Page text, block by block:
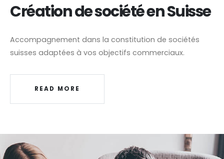
Création de société en Suisse
Accompagnement dans la constitution de sociétés
suisses adaptées à vos objectifs commerciaux.
READ MORE